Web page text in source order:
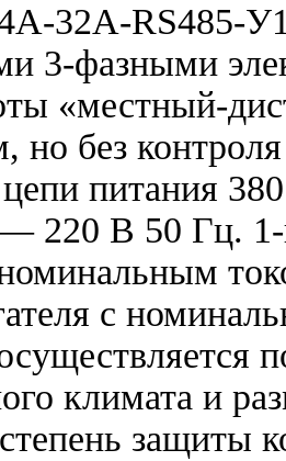
32А-RS485-У
3-фазными
«местный-
но без
питания
— 220 В 50 Гц.
номинальным
с
климата и
степень защиты